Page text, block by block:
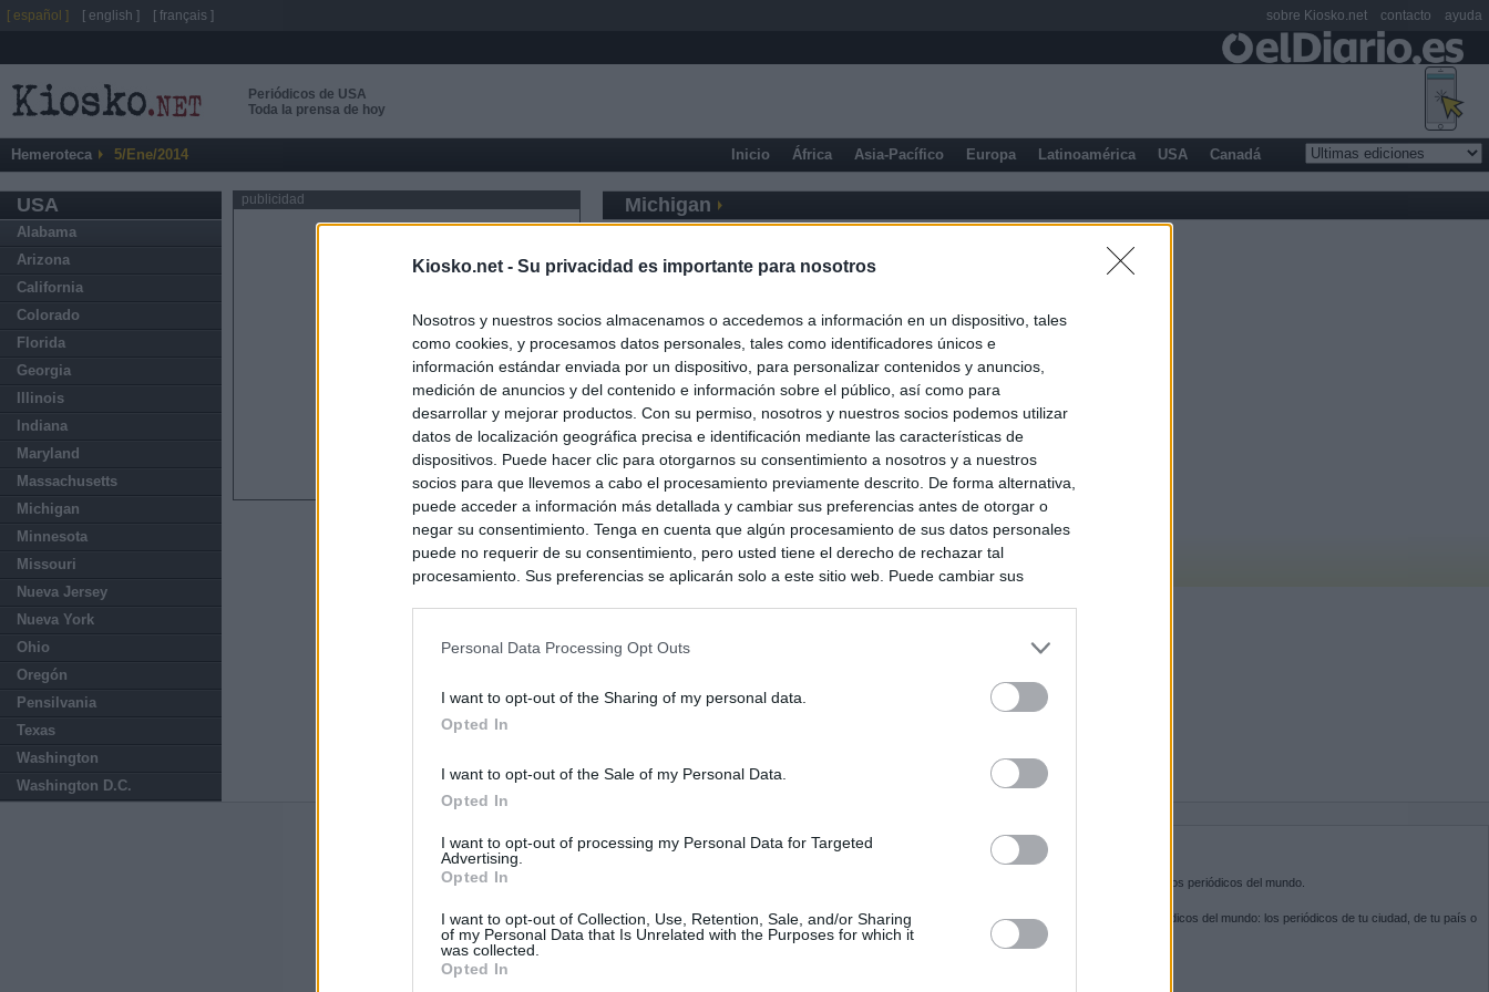
Kiosko.net - Su privacidad es importante para nosotros
Nosotros y nuestros socios almacenamos o accedemos a información en un dispositivo, tales
como cookies, y procesamos datos personales, tales como identificadores únicos e
información estándar enviada por un dispositivo, para personalizar contenidos y anuncios,
medición de anuncios y del contenido e información sobre el público, así como para
desarrollar y mejorar productos. Con su permiso, nosotros y nuestros socios podemos utilizar
datos de localización geográfica precisa e identificación mediante las características de
dispositivos. Puede hacer clic para otorgarnos su consentimiento a nosotros y a nuestros
socios para que llevemos a cabo el procesamiento previamente descrito. De forma alternativa,
puede acceder a información más detallada y cambiar sus preferencias antes de otorgar o
negar su consentimiento. Tenga en cuenta que algún procesamiento de sus datos personales
puede no requerir de su consentimiento, pero usted tiene el derecho de rechazar tal
procesamiento. Sus preferencias se aplicarán solo a este sitio web. Puede cambiar sus
Personal Data Processing Opt Outs
I want to opt-out of the Sharing of my personal data.
Opted In
I want to opt-out of the Sale of my Personal Data.
Opted In
I want to opt-out of processing my Personal Data for Targeted
Advertising.
Opted In
I want to opt-out of Collection, Use, Retention, Sale, and/or Sharing
of my Personal Data that Is Unrelated with the Purposes for which it
was collected.
Opted In
Periódicos de USA
Toda la prensa de hoy
Hemeroteca 5/Ene/2014 Inicio África Asia-Pacífico Europa Latinoamérica USA Canadá
USA
Alabama
Arizona
California
Colorado
Florida
Georgia
Illinois
Indiana
Maryland
Massachusetts
Michigan
Minnesota
Missouri
Nueva Jersey
Nueva York
Ohio
Oregón
Pensilvania
Texas
Washington
Washington D.C.
publicidad Michigan
Últimas noticias
El Gobierno da un ultimátum a Italia: o levanta los controles a viajeros de
Italia rechaza el ultimátum del Gobierno y mantiene los controles a viajeros de
España hasta el 15 de agosto: "No aceptamos imposiciones"
SOBRE KIOSKO.NET
es la puerta de entrada a los periódicos del mundo.
Navega por las portadas de los periódicos del mundo: los periódicos de tu ciudad, de tu país o
del otro extremo del mundo.
[ español ] [ english ] [ français ] sobre Kiosko.net contacto ayuda